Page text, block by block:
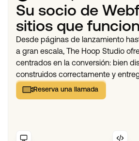
Su socio de
sitios que
Desde páginas de lanzamiento
a gran escala, The Hoop Studio
centrados en la conversión: bien
construidos correctamente y
Reserva una llamada
Reserva una llamada